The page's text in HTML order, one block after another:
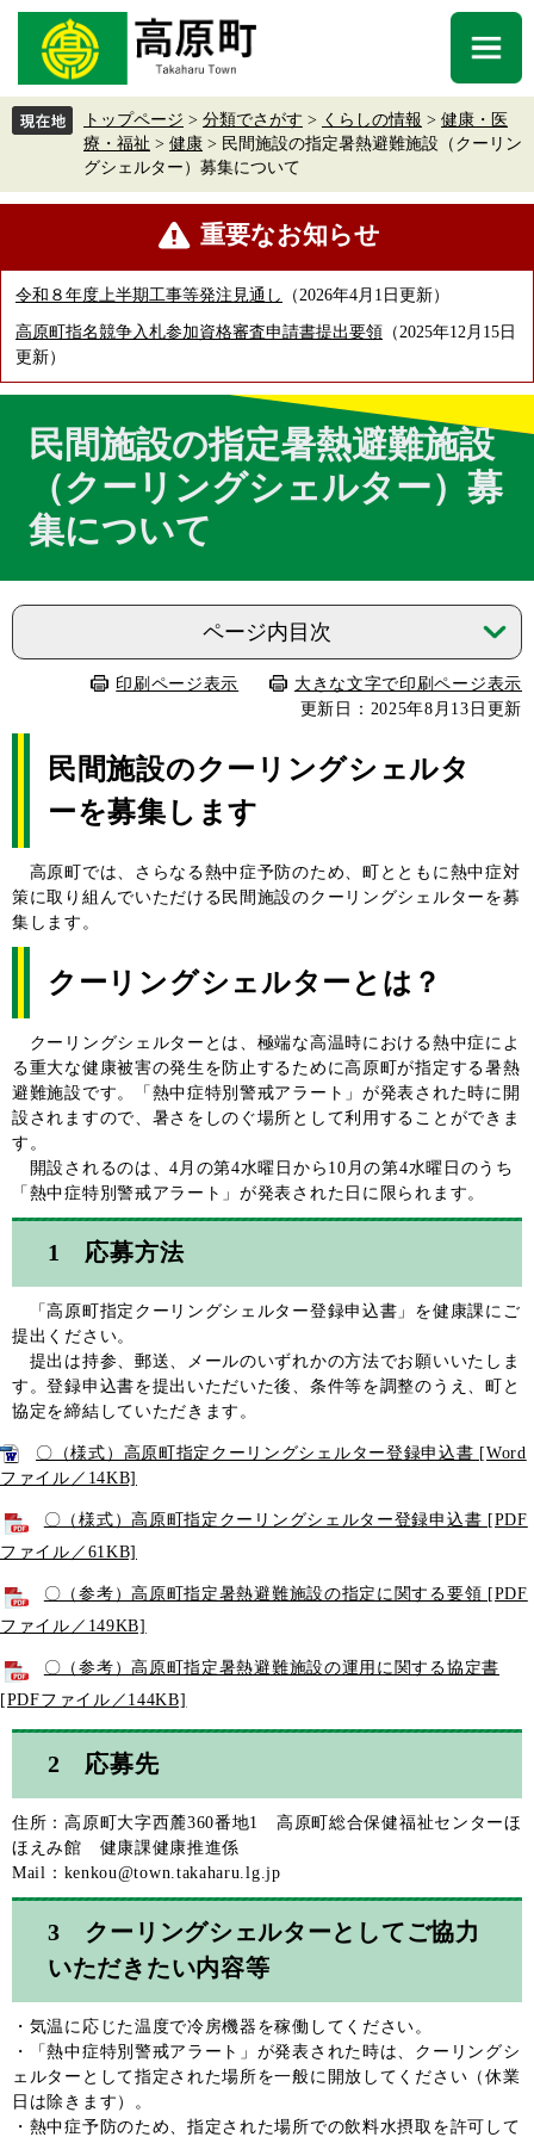
先
頭
す
を
飛
し
ニ
ュ
ー
トップページ > 分類でさがす > くらしの情報 > 健康・医
療・福祉 > 健康 > 民間施設の指定暑熱避難施設（クーリン
グシェルター）募集について
重要なお知らせ
令和８年度上半期工事等発注見通し 2026年4月1日更新
高原町指名競争入札参加資格審査申請書提出要領
2025年12月15日
更新
民間施設の指定暑熱避難施設
（クーリングシェルター）募
集について
ページ内目次
印刷ページ表示
大きな文字で印刷ページ表示
更新日：2025年8月13日更新
民間施設のクーリングシェルタ
ーを募集します
高原町では、さらなる熱中症予防のため、町とともに熱中症対
策に取り組んでいただける民間施設のクーリングシェルターを募
集します。
クーリングシェルターとは？
クーリングシェルターとは、極端な高温時における熱中症によ
る重大な健康被害の発生を防止するために高原町が指定する暑熱
避難施設です。「熱中症特別警戒アラート」が発表された時に開
設されますので、暑さをしのぐ場所として利用することができま
す。
開設されるのは、4月の第4水曜日から10月の第4水曜日のうち
「熱中症特別警戒アラート」が発表された日に限られます。
1 応募方法
「高原町指定クーリングシェルター登録申込書」を健康課にご
提出ください。
提出は持参、郵送、メールのいずれかの方法でお願いいたしま
す。登録申込書を提出いただいた後、条件等を調整のうえ、町と
協定を締結していただきます。
〇（様式）高原町指定クーリングシェルター登録申込書 [Word
ファイル／14KB]
〇（様式）高原町指定クーリングシェルター登録申込書 [PDF
ファイル／61KB]
〇（参考）高原町指定暑熱避難施設の指定に関する要領 [PDF
ファイル／149KB]
〇（参考）高原町指定暑熱避難施設の運用に関する協定書
[PDFファイル／144KB]
2 応募先
住所：高原町大字西麓360番地1 高原町総合保健福祉センターほ
ほえみ館 健康課健康推進係
Mail： kenkou@town.takaharu.lg.jp
3 クーリングシェルターとしてご協力
いただきたい内容等
・気温に応じた温度で冷房機器を稼働してください。
・「熱中症特別警戒アラート」が発表された時は、クーリングシ
ェルターとして指定された場所を一般に開放してください（休業
日は除きます）。
・熱中症予防のため、指定された場所での飲料水摂取を許可して